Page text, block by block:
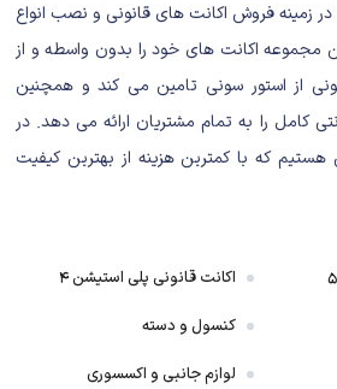
و بقا
فعالیت خود را از سال ۱۳۹۸ در زمینه فروش اکانت های قانونی و نصب انواع
مجموعه اکانت های خود را بدون واسطه و از
از استور سونی تامین می کند و همچنین
کامل را به تمام مشتریان ارائه می دهد. در
که با کمترین هزینه از بهترین کیفیت
اکانت قانونی پلی استیشن ۴
کنسول و دسته
لوازم جانبی و اکسسوری